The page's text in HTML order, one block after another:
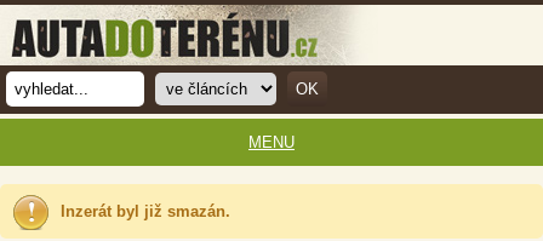
Inzerát byl již smazán.
MENU